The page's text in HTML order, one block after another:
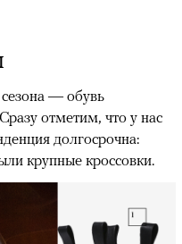
— обувь
отметим, что у нас
долгосрочна:
крупные кроссовки.